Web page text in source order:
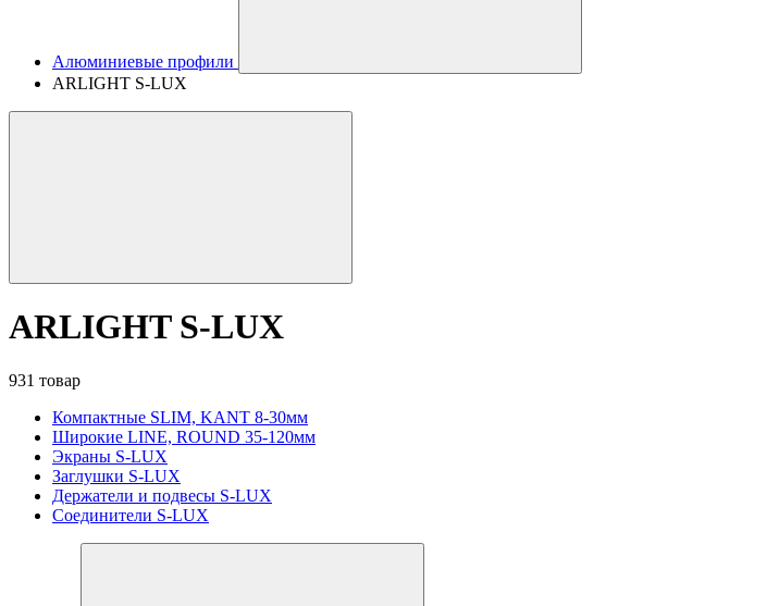
Алюминиевые профили
ARLIGHT S-LUX
ARLIGHT S-LUX
931 товар
Компактные SLIM, KANT 8-30мм
Широкие LINE, ROUND 35-120мм
Экраны S-LUX
Заглушки S-LUX
Держатели и подвесы S-LUX
Соединители S-LUX